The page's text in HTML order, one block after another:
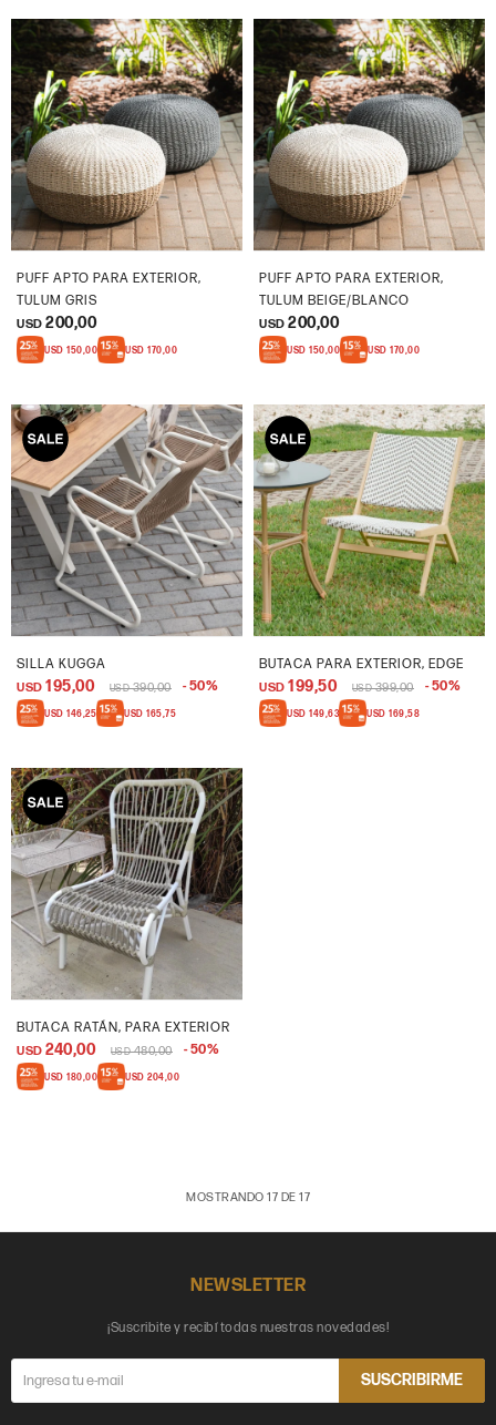
PUFF APTO PARA EXTERIOR,
TULUM GRIS
USD 200,00
USD 150,00 USD 170,00
PUFF APTO PARA EXTERIOR,
TULUM BEIGE/BLANCO
USD 200,00
USD 150,00 USD 170,00
SILLA KUGGA
USD 195,00 USD 390,00 50
USD 146,25 USD 165,75
BUTACA PARA EXTERIOR, EDGE
USD 199,50 USD 399,00 50
USD 149,63 USD 169,58
BUTACA RATÁN, PARA EXTERIOR
USD 240,00 USD 480,00 50
USD 180,00 USD 204,00
MOSTRANDO 17 DE 17
NEWSLETTER
¡Suscribite y recibí todas nuestras novedades!
SUSCRIBIRME